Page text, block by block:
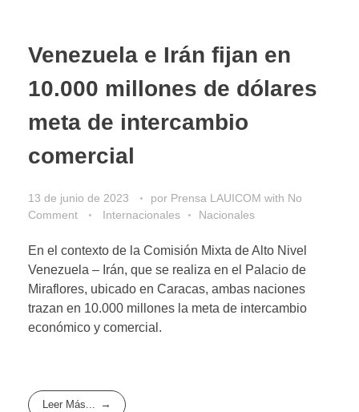
Venezuela e Irán fijan en
10.000 millones de dólares
meta de intercambio
comercial
13 de junio de 2023 por Prensa LAUICOM with No
Comment
Internacionales Nacionales
En el contexto de la Comisión Mixta de Alto Nivel
Venezuela – Irán, que se realiza en el Palacio de
Miraflores, ubicado en Caracas, ambas naciones
trazan en 10.000 millones la meta de intercambio
económico y comercial.
Leer Más...